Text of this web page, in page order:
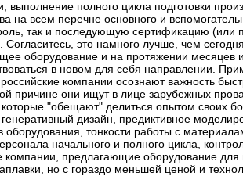
выполнение полного цикла подготовки
на всем перечне основного и
так и последующую сертификацию (или
Согласитесь, это намного лучше, чем
оборудование и на протяжении месяцев
в новом для себя направлении.
компании осознают важность
причине они ищут в лице зарубежных
которые "обещают" делиться опытом своих
дизайн, предиктивное
оборудования, тонкости работы с
начального и полного цикла,
предлагающие оборудование для
но с гораздо меньшей ценой и